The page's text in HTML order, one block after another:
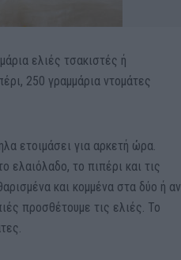
ελιές τσακιστές ή
250 γραμμάρια ντοµάτες
ετοιµάσει για αρκετή ώρα.
ελαιόλαδο, το πιπέρι και τις
και κοµµένα στα δύο ή αν
προσθέτουµε τις ελιές. Το